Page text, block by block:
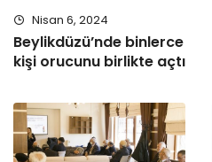
Nisan 6, 2024
Beylikdüzü’nde binlerce
kişi orucunu birlikte açtı